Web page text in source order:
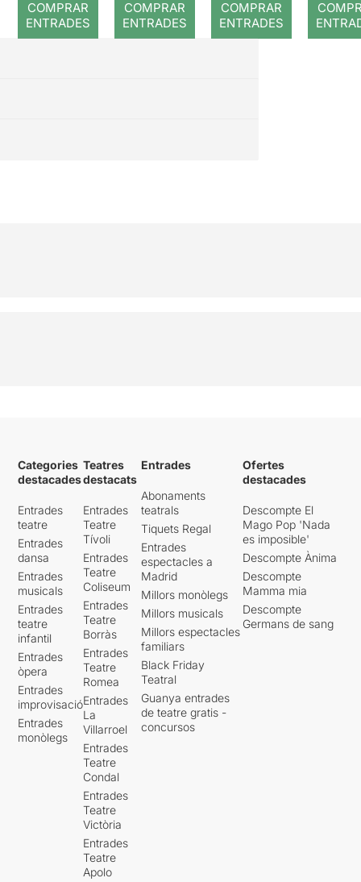
COMPRAR
ENTRADES
COMPRAR
ENTRADES
COMPRAR
ENTRADES
e
Categories
destacades
Entrades
teatre
Entrades
dansa
Entrades
musicals
Entrades
teatre
infantil
Entrades
òpera
Entrades
improvisació
Entrades
monòlegs
Teatres
destacats
Entrades
Teatre
Tívoli
Entrades
Teatre
Coliseum
Entrades
Teatre
Borràs
Entrades
Teatre
Romea
Entrades
La
Villarroel
Entrades
Teatre
Condal
Entrades
Teatre
Victòria
Entrades
Teatre
Apolo
Entrades
Abonaments
teatrals
Tiquets Regal
Entrades
espectacles a
Madrid
Millors monòlegs
Millors musicals
Millors espectacles
familiars
Black Friday
Teatral
Guanya entrades
de teatre gratis -
concursos
Ofertes
destacades
Descompte El
Mago Pop 'Nada
es imposible'
Descompte Ànima
Descompte
Mamma mia
Descompte
Germans de sang